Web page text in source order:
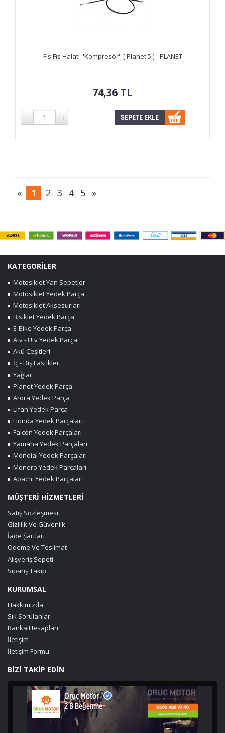
Fıs Fıs Halatı ''Kompresör'' [ Planet 5 ] - PLANET
74,36 TL
« 1 2 3 4 5 »
KATEGORİLER
Motosiklet Yan Sepetler
Motosiklet Yedek Parça
Motosiklet Aksesurları
Bisiklet Yedek Parça
E-Bike Yedek Parça
Atv - Utv Yedek Parça
Akü Çeşitleri
İç - Dış Lastikler
Yağlar
Planet Yedek Parça
Arora Yedek Parça
Lifan Yedek Parça
Honda Yedek Parçaları
Falcon Yedek Parçaları
Yamaha Yedek Parçaları
Mondial Yedek Parçaları
Monero Yedek Parçaları
Apachi Yedek Parçaları
MÜŞTERİ HİZMETLERİ
Satış Sözleşmesi
Gizlilik Ve Güvenlik
İade Şartları
Ödeme Ve Teslimat
Alışveriş Sepeti
Sipariş Takip
KURUMSAL
Hakkımızda
Sık Sorulanlar
Banka Hesapları
İletişim
İletişim Formu
BİZİ TAKİP EDİN